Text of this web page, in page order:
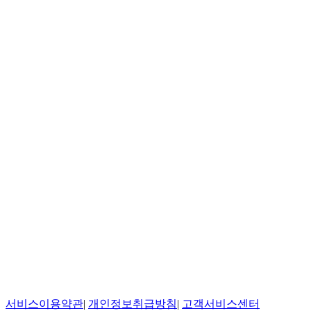
서비스이용약관| 개인정보취급방침| 고객서비스센터